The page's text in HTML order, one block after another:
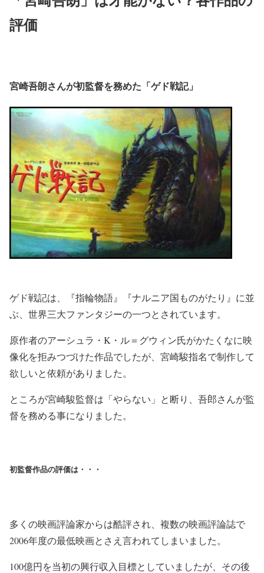
評価
宮崎吾朗さんが初監督を務めた「ゲド戦記」
ゲド戦記は、『指輪物語』『ナルニア国ものがたり』に並
ぶ、世界三大ファンタジーの一つとされています。
原作者のアーシュラ・K・ル＝グウィン氏がかたくなに映
像化を拒みつづけた作品でしたが、宮崎駿指名で制作して
欲しいと依頼がありました。
ところが宮崎駿監督は「やらない」と断り、吾郎さんが監
督を務める事になりました。
初監督作品の評価は・・・
多くの映画評論家からは酷評され、複数の映画評論誌で
2006年度の最低映画とさえ言われてしまいました。
100億円を当初の興行収入目標としていましたが、その後